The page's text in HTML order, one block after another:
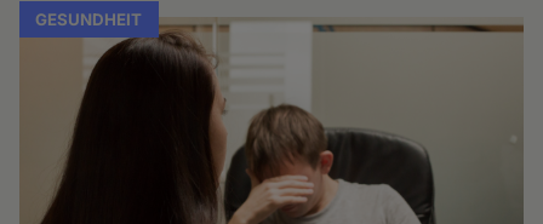
GESUNDHEIT